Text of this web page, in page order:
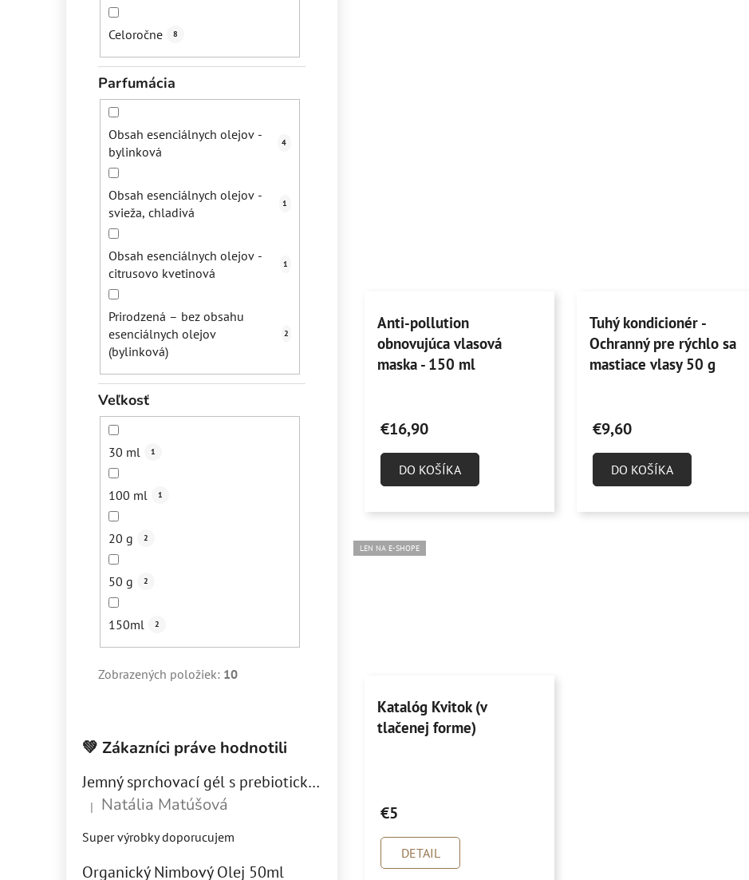
Celoročne 8
Parfumácia
Obsah esenciálnych olejov -
bylinková
4
Obsah esenciálnych olejov -
svieža, chladivá
1
Obsah esenciálnych olejov -
citrusovo kvetinová
1
Prirodzená – bez obsahu
esenciálnych olejov
(bylinková)
2
Veľkosť
30 ml 1
100 ml 1
20 g 2
50 g 2
150ml 2
Zobrazených položiek: 10
💚 Zákazníci práve hodnotili
Jemný sprchovací gél s prebiotickým komplexom - Slnečný deň 300 ml (refill)
Hodnotenie produktu je 5 z 5 hviezdičiek.
| Natália Matúšová
Super výrobky doporucujem
Organický Nimbový Olej 50ml
Anti-pollution
obnovujúca vlasová
maska - 150 ml
hodnotenie
produktu
4,6
hviezdičiek.
€16,90
DO KOŠÍKA
Tuhý kondicionér -
Ochranný pre rýchlo sa
mastiace vlasy 50 g
hodnotenie
produktu
4,7
€9,60
DO KOŠÍKA
LEN NA E-SHOPE
Katalóg Kvitok (v
tlačenej forme)
hodnotenie
5,0
€5
DETAIL